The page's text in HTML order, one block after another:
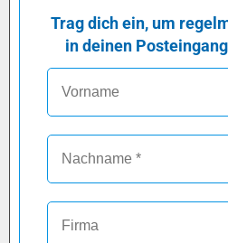
Trag dich ein, um
in deinen